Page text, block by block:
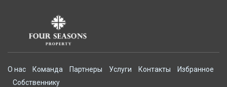
О нас Команда Партнеры Услуги Контакты
Избранное
Собственнику